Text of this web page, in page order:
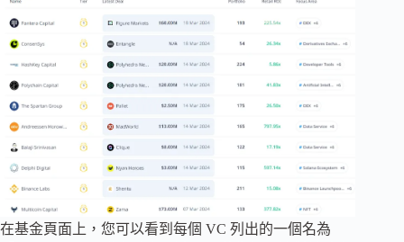
在基金頁面上，您可以看到每個 VC 列出的一個名為